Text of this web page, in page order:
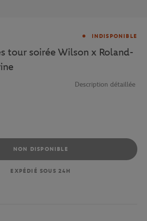
INDISPONIBLE
tour soirée Wilson x Roland-
Description détaillée
NON DISPONIBLE
EXPÉDIÉ SOUS 24H